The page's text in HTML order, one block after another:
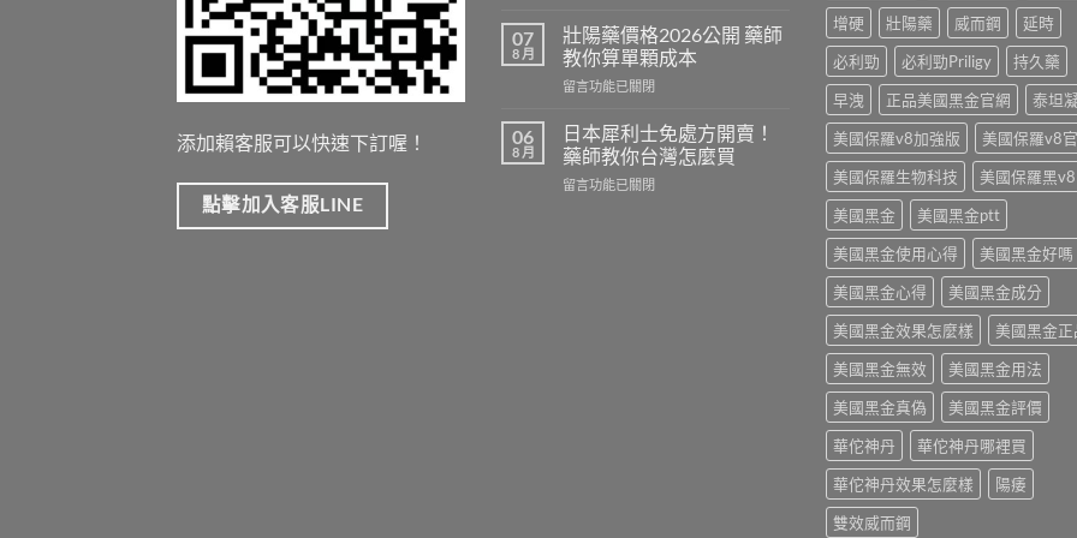
添加賴客服可以快速下訂喔！
點擊加入客服LINE
作
用
有
哪
藥
師
話
效
犀
利
士
效
解
析
藥
07
8 月
壯陽藥價格2026公開 藥師
教你算單顆成本
在
陽
藥
價
格
留言功能已關閉
06
8 月
日本犀利士免處方開賣！
藥師教你台灣怎麼買
在
留言功能已關閉
增硬
壯陽藥 威而鋼
延時
必利勁
必利勁Priligy
持久藥
早洩
正品美國黑金官網
泰坦
美國保羅v8加強版
美國保羅v8
美國保羅生物科技
美國保羅黑v8
美國黑金
美國黑金ptt
美國黑金使用心得
美國黑金好嗎
美國黑金心得
美國黑金成分
美國黑金效果怎麼樣
美國黑金正
美國黑金無效
美國黑金用法
美國黑金真偽
美國黑金評價
華佗神丹
華佗神丹哪裡買
華佗神丹效果怎麼樣
陽痿
雙效威而鋼